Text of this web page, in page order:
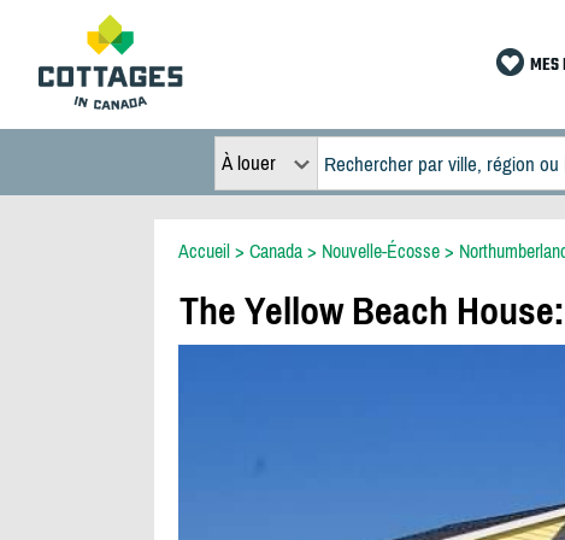
À louer
Accueil> Canada> Nouvelle-Écosse>
The Yellow Beach